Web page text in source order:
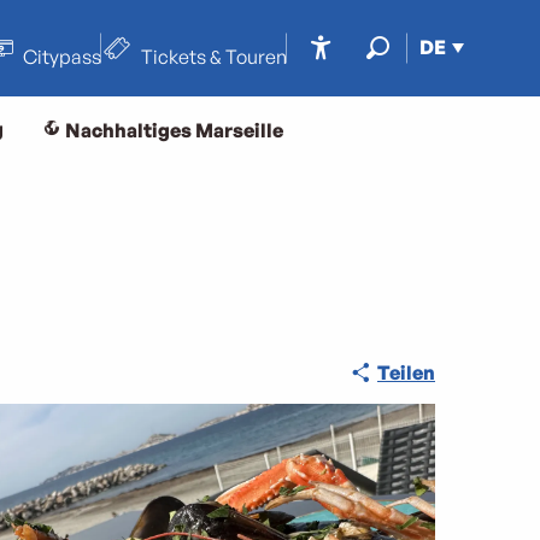
DE
Citypass Tickets & Touren
Nachhaltiges Marseille
Teilen